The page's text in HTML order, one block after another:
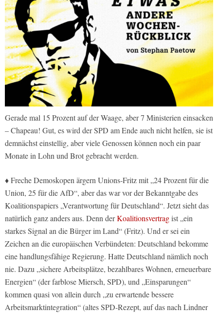
Gerade mal 15 Prozent auf der Waage, aber 7 Ministerien einsacken
– Chapeau! Gut, es wird der SPD am Ende auch nicht helfen, sie ist
demnächst einstellig, aber viele Genossen können noch ein paar
Monate in Lohn und Brot gebracht werden.
♦ Freche Demoskopen ärgern Unions-Fritz mit „24 Prozent für die
Union, 25 für die AfD“, aber das war vor der Bekanntgabe des
Koalitionspapiers „Verantwortung für Deutschland“. Jetzt sieht das
natürlich ganz anders aus. Denn derKoalitionsvertragist „ein
starkes Signal an die Bürger im Land“ (Fritz). Und er sei ein
Zeichen an die europäischen Verbündeten: Deutschland bekomme
eine handlungsfähige Regierung. Hatte Deutschland nämlich noch
nie. Dazu „sichere Arbeitsplätze, bezahlbares Wohnen, erneuerbare
Energien“ (der farblose Miersch, SPD), und „Einsparungen“
kommen quasi von allein durch „zu erwartende bessere
Arbeitsmarktintegration“ (altes SPD-Rezept, auf das nach Lindner